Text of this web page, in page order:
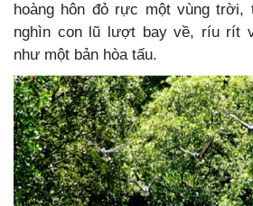
hoàng hôn đỏ rực một vùng trời,
nghìn con lũ lượt bay về, ríu rít
như một bản hòa tấu.